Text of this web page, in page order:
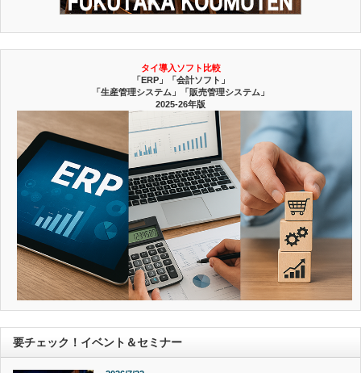
タイ導入ソフト比較
「ERP」「会計ソフト」
「生産管理システム」「販売管理システム」
2025-26年版
要チェック！イベント＆セミナー